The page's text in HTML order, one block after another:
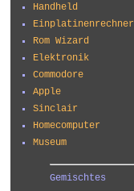
Handheld
Einplatinenrechner
Rom Wizard
Elektronik
Commodore
Apple
Sinclair
Homecomputer
Museum
Gemischtes